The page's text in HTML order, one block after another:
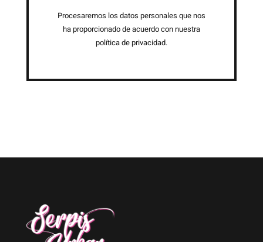
Procesaremos los datos personales que nos
ha proporcionado de acuerdo con nuestra
política de privacidad.